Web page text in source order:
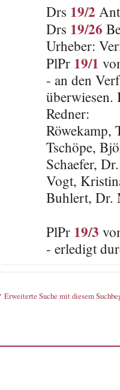
Drs 19/2
Drs 19/26
Urheber:
PlPr 19/1
- an den
überwiesen.
Redner:
Röwekamp,
Tschöpe,
Schaefer,
Vogt,
Buhlert, Dr.
PlPr 19/3
- erledigt
Erweiterte Suche mit diesem